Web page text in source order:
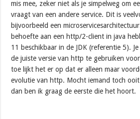
mis mee, zeker niet als je simpelweg om
vraagt van een andere service. Dit is
bijvoorbeeld een
behoefte aan een http/2-client in java
11 beschikbaar in de JDK (referentie 5).
de juiste versie van http te gebruiken
toe lijkt het er op dat er alleen maar
evolutie van http. Mocht iemand toch
dan ben ik graag de eerste die het hoort.